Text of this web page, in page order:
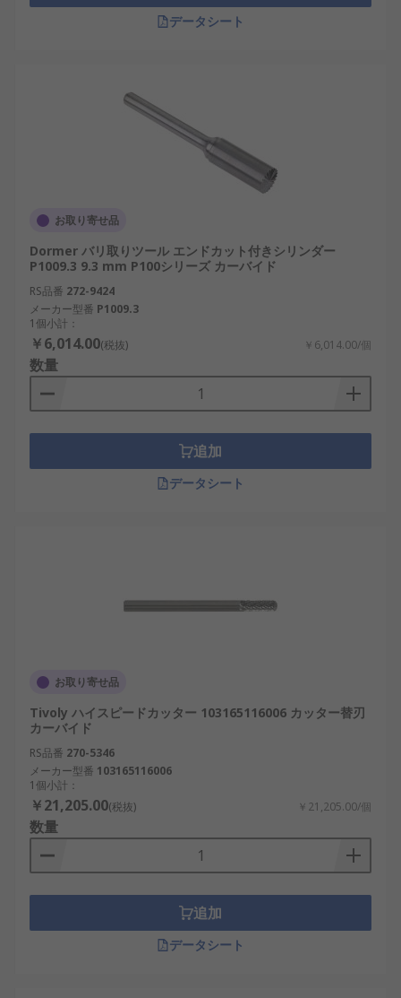
データシート
お取り寄せ品
Dormer バリ取りツール エンドカット付きシリンダー
P1009.3 9.3 mm P100シリーズ カーバイド
RS品番 272-9424
メーカー型番 P1009.3
1個小計：
￥6,014.00(税抜) ￥6,014.00/個
数量
追加
データシート
お取り寄せ品
Tivoly ハイスピードカッター 103165116006 カッター替刃
カーバイド
RS品番 270-5346
メーカー型番 103165116006
1個小計：
￥21,205.00(税抜) ￥21,205.00/個
数量
追加
データシート